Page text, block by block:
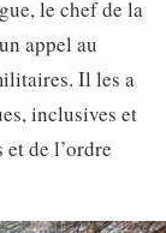
le chef de la
appel au
Il les a
inclusives et
de l’ordre